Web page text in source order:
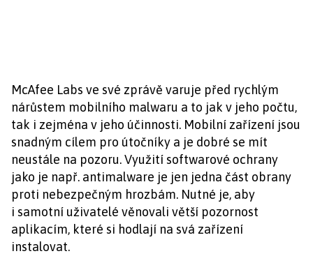
McAfee Labs ve své zprávě varuje před rychlým
nárůstem mobilního malwaru a to jak v jeho počtu,
tak i zejména v jeho účinnosti. Mobilní zařízení jsou
snadným cílem pro útočníky a je dobré se mít
neustále na pozoru. Využití softwarové ochrany
jako je např. antimalware je jen jedna část obrany
proti nebezpečným hrozbám. Nutné je, aby
i samotní uživatelé věnovali větší pozornost
aplikacím, které si hodlají na svá zařízení
instalovat.